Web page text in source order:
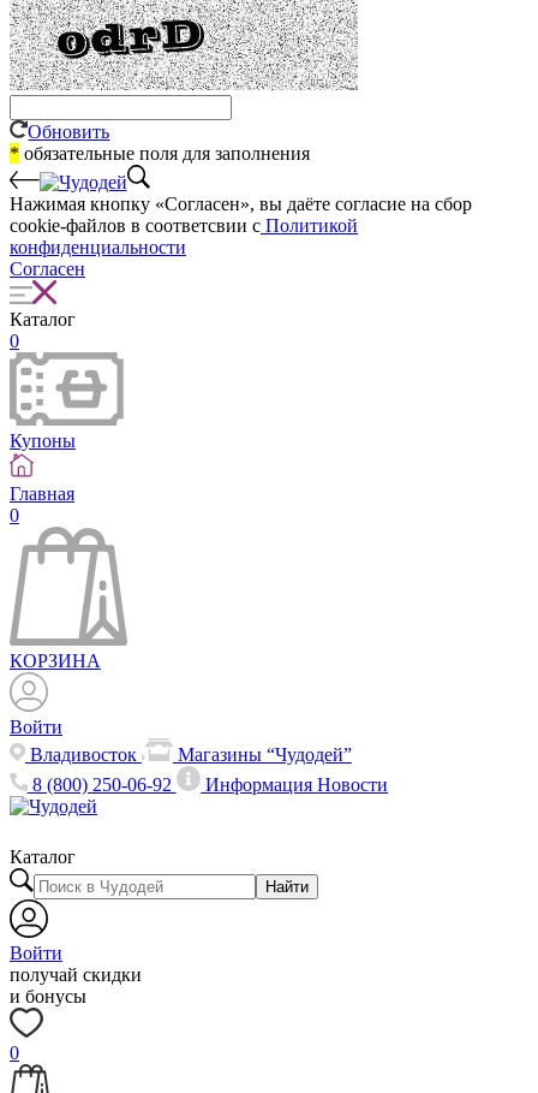
Обновить
* обязательные поля для заполнения
Нажимая кнопку «Согласен», вы даёте cогласие на сбор
cookie-файлов в соответсвии с Политикой
конфиденциальности
Согласен
Каталог
0
Купоны
Главная
0
КОРЗИНА
Войти
Владивосток
Магазины “Чудодей”
8 (800) 250-06-92
ИнформацияНовости
Каталог
Найти
Войти
получай скидки
и бонусы
0